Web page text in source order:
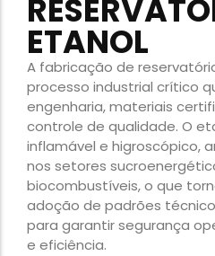
ETANOL
A fabricação de
processo industrial crítico
engenharia, materiais
controle de qualidade. O
inflamável e higroscópico,
nos setores
biocombustíveis, o que
adoção de padrões
para garantir segurança
e eficiência.